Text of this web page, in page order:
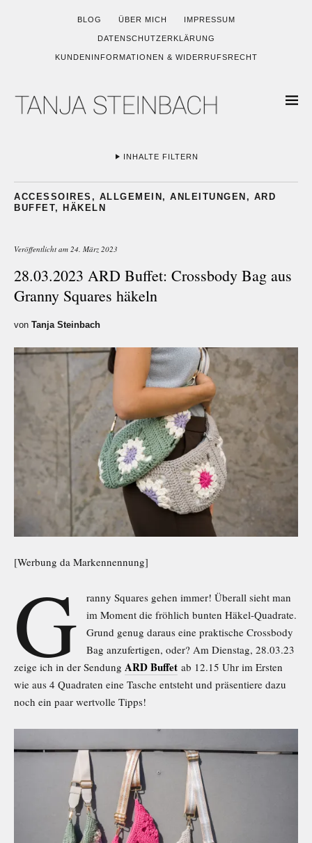
BLOG ÜBER MICH IMPRESSUM
DATENSCHUTZERKLÄRUNG
KUNDENINFORMATIONEN & WIDERRUFSRECHT
INHALTE FILTERN
ACCESSOIRES , ALLGEMEIN , ANLEITUNGEN , ARD
BUFFET, HÄKELN
Veröffentlicht am 24. März 2023
28.03.2023 ARD Buffet: Crossbody Bag aus
Granny Squares häkeln
von Tanja Steinbach
[Werbung da Markennennung]
G
ranny Squares gehen immer! Überall sieht man
im Moment die fröhlich bunten Häkel-Quadrate.
Grund genug daraus eine praktische Crossbody
Bag anzufertigen, oder? Am Dienstag, 28.03.23
zeige ich in der Sendung ARD Buffet ab 12.15 Uhr im Ersten
wie aus 4 Quadraten eine Tasche entsteht und präsentiere dazu
noch ein paar wertvolle Tipps!